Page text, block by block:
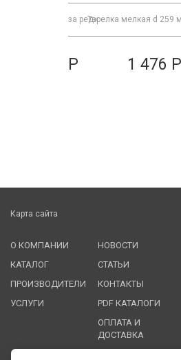
Тарелка «Фиренза ред»
1 010 Р
Тарелка мелкая d 259
1 476 Р
Карта сайта
О КОМПАНИИ
КАТАЛОГ
ПРОИЗВОДИТЕЛИ
УСЛУГИ
НОВОСТИ
СТАТЬИ
КОНТАКТЫ
PDF КАТАЛОГИ
ОПЛАТА И
ДОСТАВКА